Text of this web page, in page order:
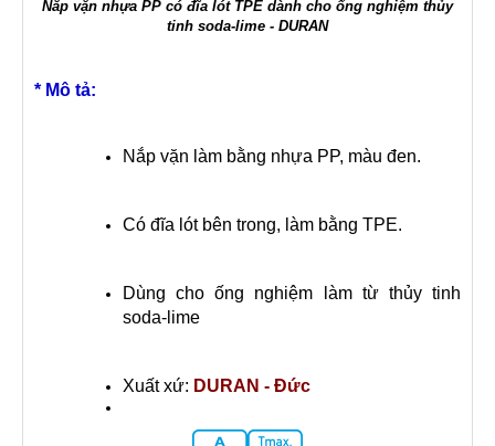
Nắp vặn nhựa PP có đĩa lót TPE dành cho ống nghiệm thủy
tinh soda-lime - DURAN
* Mô tả:
Nắp vặn làm bằng nhựa PP, màu đen.
Có đĩa lót bên trong, làm bằng TPE.
Dùng cho ống nghiệm làm từ thủy tinh
soda-lime
Xuất xứ: DURAN - Đức